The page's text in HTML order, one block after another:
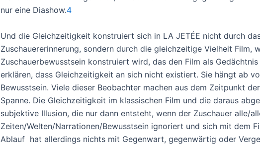
nur eine Diashow.4
Und die Gleichzeitigkeit konstruiert sich in LA JETÉE nicht durch
Zuschauererinnerung, sondern durch die gleichzeitige Vielheit Film,
Zuschauerbewusstsein konstruiert wird, das den Film als
erklären, dass Gleichzeitigkeit an sich nicht existiert. Sie hängt ab
Bewusstsein. Viele dieser Beobachter machen aus dem Zeitpunkt
Spanne. Die Gleichzeitigkeit im klassischen Film und die daraus
subjektive Illusion, die nur dann entsteht, wenn der Zuschauer alle/
Zeiten/Welten/Narrationen/Bewusstsein ignoriert und sich mit dem
Ablauf hat allerdings nichts mit Gegenwart, gegenwärtig oder